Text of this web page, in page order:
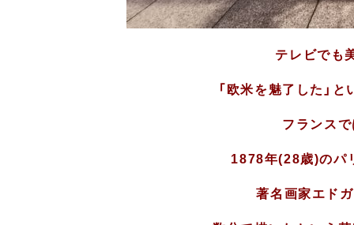
テレビでも
「欧米を魅了した」
フランス
1878年(28歳)のパ
著名画家エド